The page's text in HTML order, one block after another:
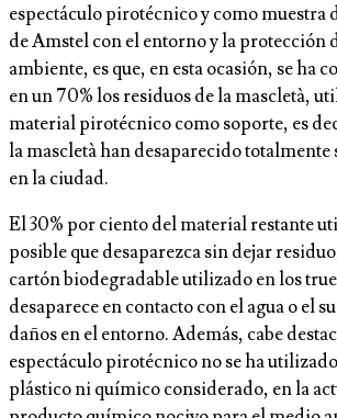
espectáculo pirotécnico y como muestra
de Amstel con el entorno y la protección
ambiente, es que, en esta ocasión, se ha
en un 70% los residuos de la mascletà,
material pirotécnico como soporte, es
la mascletà han desaparecido
en la ciudad.
El 30% por ciento del material restante
posible que desaparezca sin dejar
cartón biodegradable utilizado en los
desaparece en contacto con el agua o el
daños en el entorno. Además, cabe
espectáculo pirotécnico no se ha
plástico ni químico considerado, en la